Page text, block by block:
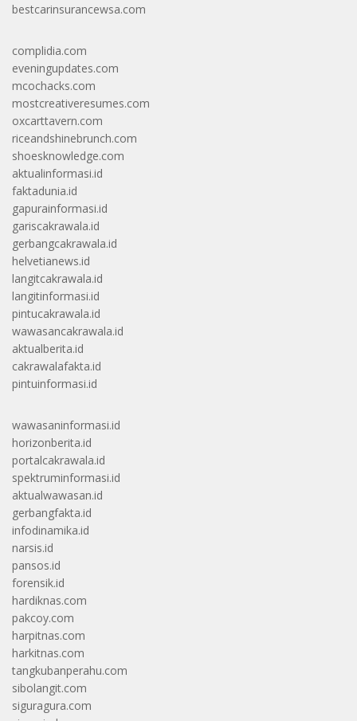
bestcarinsurancewsa.com
complidia.com
eveningupdates.com
mcochacks.com
mostcreativeresumes.com
oxcarttavern.com
riceandshinebrunch.com
shoesknowledge.com
aktualinformasi.id
faktadunia.id
gapurainformasi.id
gariscakrawala.id
gerbangcakrawala.id
helvetianews.id
langitcakrawala.id
langitinformasi.id
pintucakrawala.id
wawasancakrawala.id
aktualberita.id
cakrawalafakta.id
pintuinformasi.id
wawasaninformasi.id
horizonberita.id
portalcakrawala.id
spektruminformasi.id
aktualwawasan.id
gerbangfakta.id
infodinamika.id
narsis.id
pansos.id
forensik.id
hardiknas.com
pakcoy.com
harpitnas.com
harkitnas.com
tangkubanperahu.com
sibolangit.com
siguragura.com